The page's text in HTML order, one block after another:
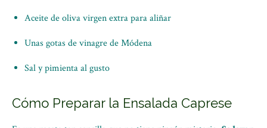
Aceite de oliva virgen extra para aliñar
Unas gotas de vinagre de Módena
Sal y pimienta al gusto
Cómo Preparar la Ensalada Caprese